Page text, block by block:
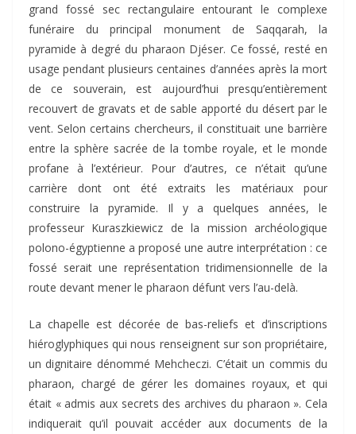
grand fossé sec rectangulaire entourant le complexe
funéraire du principal monument de Saqqarah, la
pyramide à degré du pharaon Djéser. Ce fossé, resté en
usage pendant plusieurs centaines d’années après la mort
de ce souverain, est aujourd’hui presqu’entièrement
recouvert de gravats et de sable apporté du désert par le
vent. Selon certains chercheurs, il constituait une barrière
entre la sphère sacrée de la tombe royale, et le monde
profane à l’extérieur. Pour d’autres, ce n’était qu’une
carrière dont ont été extraits les matériaux pour
construire la pyramide. Il y a quelques années, le
professeur Kuraszkiewicz de la mission archéologique
polono-égyptienne a proposé une autre interprétation : ce
fossé serait une représentation tridimensionnelle de la
route devant mener le pharaon défunt vers l’au-delà.
La chapelle est décorée de bas-reliefs et d’inscriptions
hiéroglyphiques qui nous renseignent sur son propriétaire,
un dignitaire dénommé Mehcheczi. C’était un commis du
pharaon, chargé de gérer les domaines royaux, et qui
était « admis aux secrets des archives du pharaon ». Cela
indiquerait qu’il pouvait accéder aux documents de la